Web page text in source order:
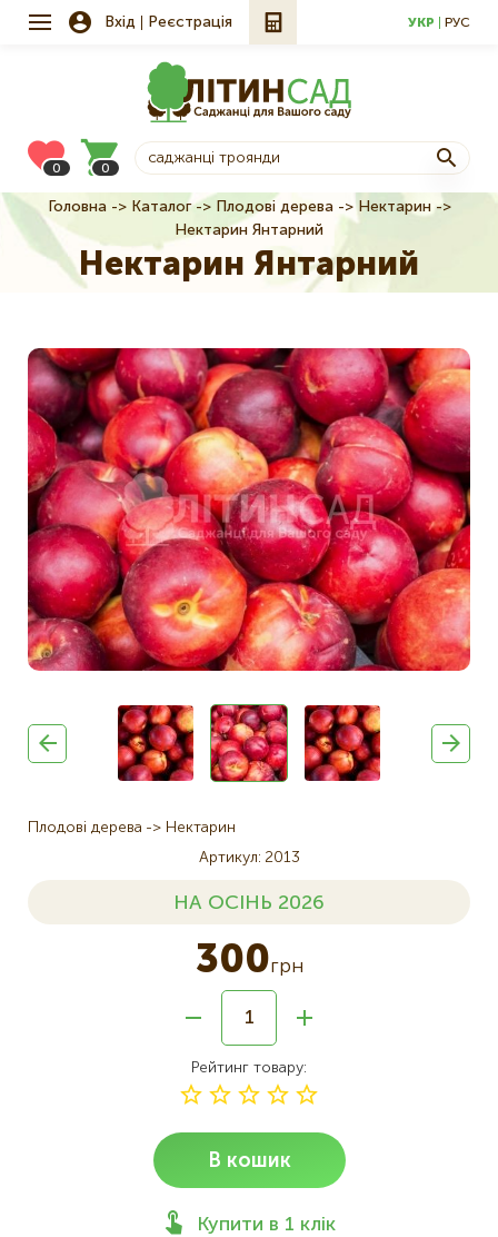
Вхід Реєстрація УКР РУС
0 0
Рядок
навіґації
Головна Каталог Плодові дерева
Нектарин
Нектарин Янтарний
Нектарин Янтарний
Плодові дерева
Нектарин
Артикул 2013
НА ОСІНЬ 2026
300грн
Рейтинг товару
В кошик
Купити в 1 клік